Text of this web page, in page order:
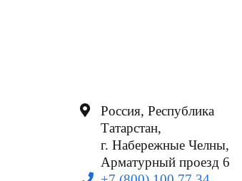
Россия, Республика
Татарстан,
г. Набережные Челны,
Арматурный проезд 6